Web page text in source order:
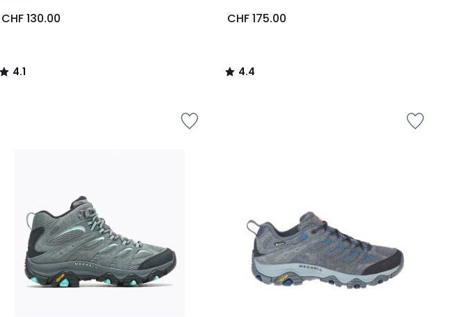
CHF 130.00
4.1
/
CHF 175.00
4.4
/